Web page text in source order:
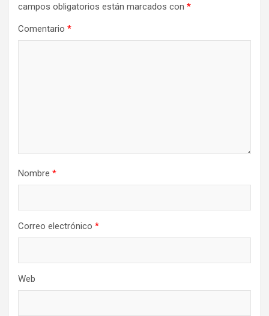
campos obligatorios están marcados con *
Comentario *
Nombre *
Correo electrónico *
Web